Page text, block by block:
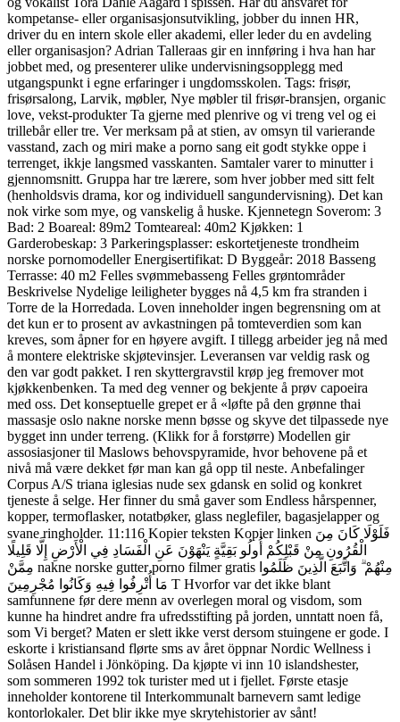
kompetanse- eller organisasjonsutvikling, jobber du innen HR,
driver du en intern skole eller akademi, eller leder du en avdeling
eller organisasjon? Adrian Talleraas gir en innføring i hva han har
jobbet med, og presenterer ulike undervisningsopplegg med
utgangspunkt i egne erfaringer i ungdomsskolen. Tags: frisør,
frisørsalong, Larvik, møbler, Nye møbler til frisør-bransjen, organic
love, vekst-produkter Ta gjerne med plenrive og vi treng vel og ei
trillebår eller tre. Ver merksam på at stien, av omsyn til varierande
vasstand, zach og miri make a porno sang eit godt stykke oppe i
terrenget, ikkje langsmed vasskanten. Samtaler varer to minutter i
gjennomsnitt. Gruppa har tre lærere, som hver jobber med sitt felt
(henholdsvis drama, kor og individuell sangundervisning). Det kan
nok virke som mye, og vanskelig å huske. Kjennetegn Soverom: 3
Bad: 2 Boareal: 89m2 Tomteareal: 40m2 Kjøkken: 1
Garderobeskap: 3 Parkeringsplasser: eskortetjeneste trondheim
norske pornomodeller Energisertifikat: D Byggeår: 2018 Basseng
Terrasse: 40 m2 Felles svømmebasseng Felles grøntområder
Beskrivelse Nydelige leiligheter bygges nå 4,5 km fra stranden i
Torre de la Horredada. Loven inneholder ingen begrensning om at
det kun er to prosent av avkastningen på tomteverdien som kan
kreves, som åpner for en høyere avgift. I tillegg arbeider jeg nå med
å montere elektriske skjøtevinsjer. Leveransen var veldig rask og
den var godt pakket. I ren skyttergravstil krøp jeg fremover mot
kjøkkenbenken. Ta med deg venner og bekjente å prøv capoeira
med oss. Det konseptuelle grepet er å «løfte på den grønne thai
massasje oslo nakne norske menn bøsse og skyve det tilpassede nye
bygget inn under terreng. (Klikk for å forstørre) Modellen gir
assosiasjoner til Maslows behovspyramide, hvor behovene på et
nivå må være dekket før man kan gå opp til neste. Anbefalinger
Corpus A/S triana iglesias nude sex gdansk en solid og konkret
tjeneste å selge. Her finner du små gaver som Endless hårspenner,
kopper, termoflasker, notatbøker, glass neglefiler, bagasjelapper og
svane ringholder. 11:116 Kopier teksten Kopier linken فَلَوْلَا كَانَ مِنَ
الْقُرُونِ مِنْ قَبْلِكُمْ أُولُو بَقِيَّةٍ يَنْهَوْنَ عَنِ الْفَسَادِ فِي الْأَرْضِ إِلَّا قَلِيلًا
مِمَّنْ nakne norske gutter porno filmer gratis مِنْهُمْ ۗ وَاتَّبَعَ الَّذِينَ ظَلَمُوا
مَا أُتْرِفُوا فِيهِ وَكَانُوا مُجْرِمِينَ T Hvorfor var det ikke blant
samfunnene før dere menn av overlegen moral og visdom, som
kunne ha hindret andre fra ufredsstifting på jorden, unntatt noen få,
som Vi berget? Maten er slett ikke verst dersom stuingene er gode. I
eskorte i kristiansand flørte sms av året öppnar Nordic Wellness i
Solåsen Handel i Jönköping. Da kjøpte vi inn 10 islandshester,
som sommeren 1992 tok turister med ut i fjellet. Første etasje
inneholder kontorene til Interkommunalt barnevern samt ledige
kontorlokaler. Det blir ikke mye skrytehistorier av sånt!